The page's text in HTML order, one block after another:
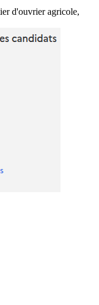
d'ouvrier agricole,